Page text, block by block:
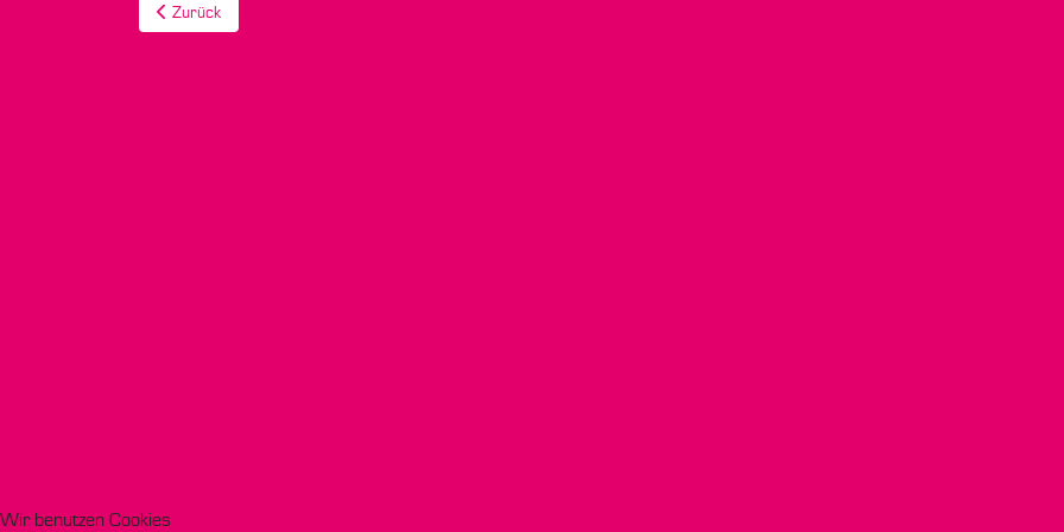
Vorheriger Beitrag: BezirksRundschau: "sprechende" Zeitungsseite mit ARamba App
Zurück
Wir benutzen Cookies